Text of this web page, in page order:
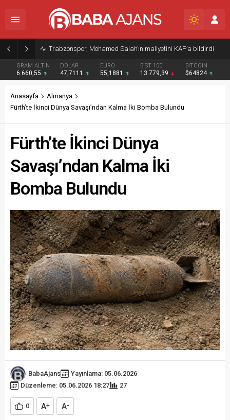
Trabzonspor, Mohamed Salah’ın maliyetini KAP’a bildirdi
GRAM ALTIN
6.660,55
DOLAR
47,7111
EURO
55,1881
BIST 100
13.779,39
BITCOIN
$64824
Anasayfa
Almanya
Fürth’te İkinci Dünya Savaşı’ndan Kalma İki Bomba Bulundu
Fürth’te İkinci Dünya
Savaşı’ndan Kalma İki
Bomba Bulundu
BabaAjans
Yayınlama: 05.06.2026
Düzenleme: 05.06.2026 18:27
27
0 A+ A-